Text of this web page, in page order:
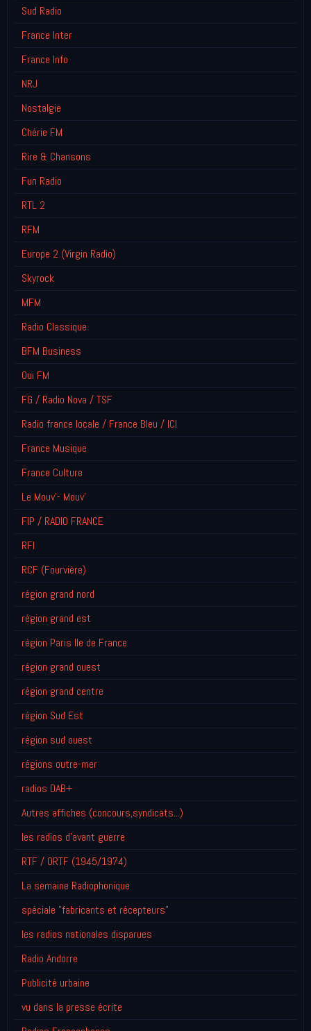
Sud Radio
France Inter
France Info
NRJ
Nostalgie
Chérie FM
Rire & Chansons
Fun Radio
RTL 2
RFM
Europe 2 (Virgin Radio)
Skyrock
MFM
Radio Classique
BFM Business
Oui FM
FG / Radio Nova / TSF
Radio france locale / France Bleu / ICI
France Musique
France Culture
Le Mouv'- Mouv'
FIP / RADIO FRANCE
RFI
RCF (Fourvière)
région grand nord
région grand est
région Paris Ile de France
région grand ouest
région grand centre
région Sud Est
région sud ouest
régions outre-mer
radios DAB+
Autres affiches (concours,syndicats...)
les radios d'avant guerre
RTF / ORTF (1945/1974)
La semaine Radiophonique
spéciale "fabricants et récepteurs"
les radios nationales disparues
Radio Andorre
Publicité urbaine
vu dans la presse écrite